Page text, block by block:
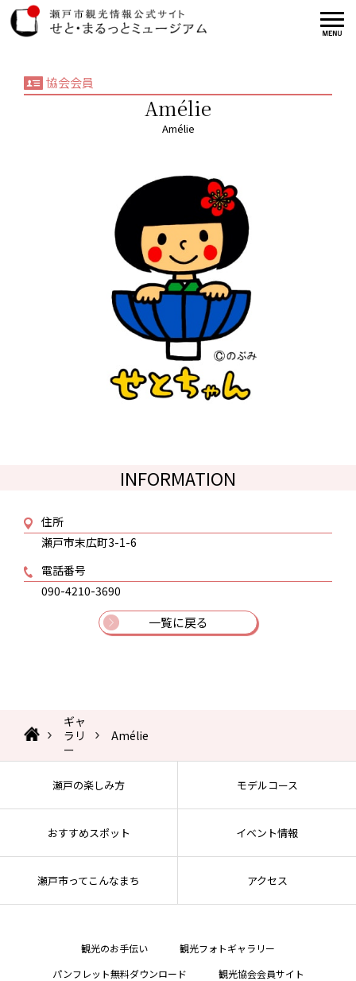
協会会員
Amélie
Amélie
INFORMATION
住所
瀬戸市末広町3-1-6
電話番号
090-4210-3690
一覧に戻る
ギャ
ラリ
ー
Amélie
瀬戸の楽しみ方 モデルコース
おすすめスポット イベント情報
瀬戸市ってこんなまち アクセス
観光のお手伝い
観光フォトギャラリー
パンフレット無料ダウンロード
観光協会会員サイト